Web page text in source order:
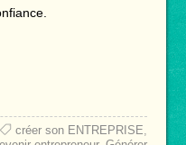
créer son ENTREPRISE,